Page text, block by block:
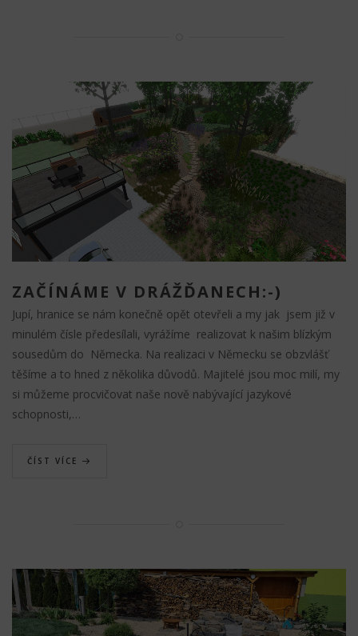
ZAČÍNÁME V DRÁŽĎANECH:-)
Jupí, hranice se nám konečně opět otevřeli a my jak jsem již v
minulém čísle předesílali, vyrážíme realizovat k našim blízkým
sousedům do Německa. Na realizaci v Německu se obzvlášť
těšíme a to hned z několika důvodů. Majitelé jsou moc milí, my
si můžeme procvičovat naše nově nabývající jazykové
schopnosti,…
ČÍST VÍCE